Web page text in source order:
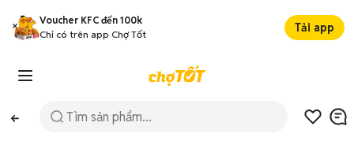
Voucher KFC đến 100k
Chỉ có trên app Chợ Tốt
Tải app